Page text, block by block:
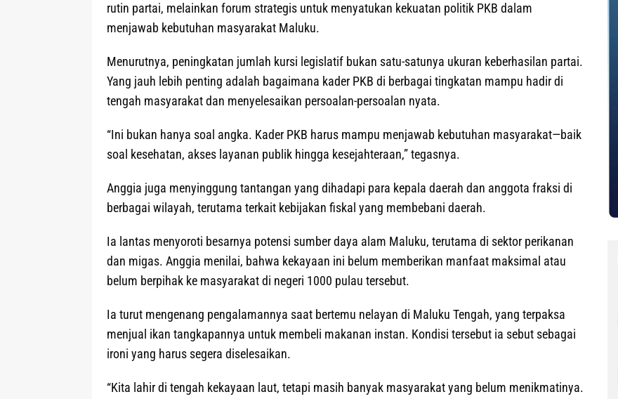
rutin partai, melainkan forum strategis untuk menyatukan kekuatan politik PKB dalam
menjawab kebutuhan masyarakat Maluku.
Menurutnya, peningkatan jumlah kursi legislatif bukan satu-satunya ukuran keberhasilan partai.
Yang jauh lebih penting adalah bagaimana kader PKB di berbagai tingkatan mampu hadir di
tengah masyarakat dan menyelesaikan persoalan-persoalan nyata.
“Ini bukan hanya soal angka. Kader PKB harus mampu menjawab kebutuhan masyarakat—baik
soal kesehatan, akses layanan publik hingga kesejahteraan,” tegasnya.
Anggia juga menyinggung tantangan yang dihadapi para kepala daerah dan anggota fraksi di
berbagai wilayah, terutama terkait kebijakan fiskal yang membebani daerah.
Ia lantas menyoroti besarnya potensi sumber daya alam Maluku, terutama di sektor perikanan
dan migas. Anggia menilai, bahwa kekayaan ini belum memberikan manfaat maksimal atau
belum berpihak ke masyarakat di negeri 1000 pulau tersebut.
Ia turut mengenang pengalamannya saat bertemu nelayan di Maluku Tengah, yang terpaksa
menjual ikan tangkapannya untuk membeli makanan instan. Kondisi tersebut ia sebut sebagai
ironi yang harus segera diselesaikan.
“Kita lahir di tengah kekayaan laut, tetapi masih banyak masyarakat yang belum menikmatinya.